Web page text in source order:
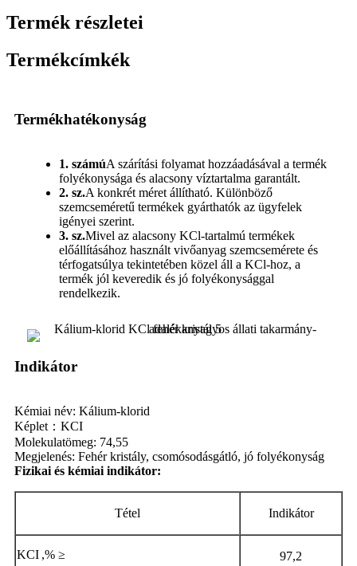
Termék részletei
Termékcímkék
Termékhatékonyság
1. számúA szárítási folyamat hozzáadásával a termék
folyékonysága és alacsony víztartalma garantált.
2. sz.A konkrét méret állítható. Különböző
szemcseméretű termékek gyárthatók az ügyfelek
igényei szerint.
3. sz.Mivel az alacsony KCl-tartalmú termékek
előállításához használt vivőanyag szemcsemérete és
térfogatsúlya tekintetében közel áll a KCl-hoz, a
termék jól keveredik és jó folyékonysággal
rendelkezik.
Indikátor
Kémiai név: Kálium-klorid
Képlet：KCI
Molekulatömeg: 74,55
Megjelenés: Fehér kristály, csomósodásgátló, jó folyékonyság
Fizikai és kémiai indikátor:
Tétel Indikátor
KCI ,% ≥ 97,2